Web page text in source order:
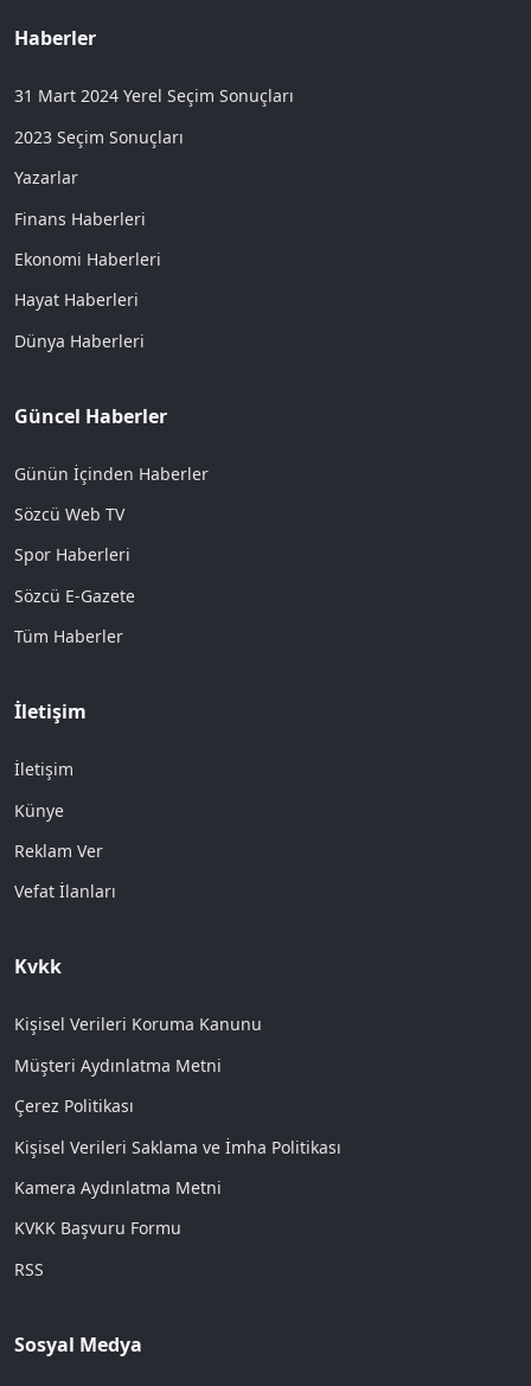
Haberler
31 Mart 2024 Yerel Seçim Sonuçları
2023 Seçim Sonuçları
Yazarlar
Finans Haberleri
Ekonomi Haberleri
Hayat Haberleri
Dünya Haberleri
Güncel Haberler
Günün İçinden Haberler
Sözcü Web TV
Spor Haberleri
Sözcü E-Gazete
Tüm Haberler
İletişim
İletişim
Künye
Reklam Ver
Vefat İlanları
Kvkk
Kişisel Verileri Koruma Kanunu
Müşteri Aydınlatma Metni
Çerez Politikası
Kişisel Verileri Saklama ve İmha Politikası
Kamera Aydınlatma Metni
KVKK Başvuru Formu
RSS
Sosyal Medya